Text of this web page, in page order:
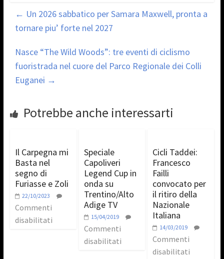
← Un 2026 sabbatico per Samara Maxwell, pronta a
tornare piu’ forte nel 2027
Nasce “The Wild Woods”: tre eventi di ciclismo
fuoristrada nel cuore del Parco Regionale dei Colli
Euganei →
Potrebbe anche interessarti
Il Carpegna mi
Basta nel
segno di
Furiasse e Zoli
22/10/2023
Commenti
disabilitati
Speciale
Capoliveri
Legend Cup in
onda su
Trentino/Alto
Adige TV
15/04/2019
Commenti
disabilitati
Cicli Taddei:
Francesco
Failli
convocato per
il ritiro della
Nazionale
Italiana
14/03/2019
Commenti
disabilitati